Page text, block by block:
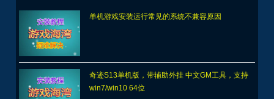
单机游戏安装运行常见的系统不兼容原因
奇迹S13单机版，带辅助外挂 中文GM工具，支持
win7/win10 64位